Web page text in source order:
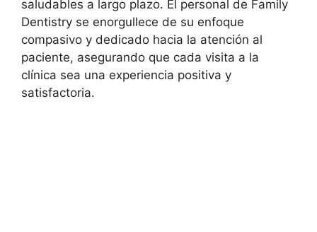
saludables a largo plazo. El personal de Family
Dentistry se enorgullece de su enfoque
compasivo y dedicado hacia la atención al
paciente, asegurando que cada visita a la
clínica sea una experiencia positiva y
satisfactoria.